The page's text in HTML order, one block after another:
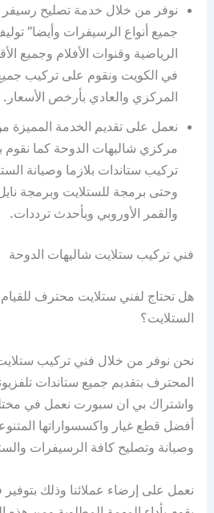
نوفر من خلال خدمة تصليح رسيفر
جميع أنواع الرسيفرات وأيضا”
الرياضية وقنوات الأفلام وجميع
في الكويت ونقوم على تركيب جميع
المركزي والعادي بأرخص الأسعار.
نعمل على تقديم الخدمة المميزة
مركزي شاليهات الدوحة كما نقوم
تركيب ستاندات بلازما وصيانة
وحتى برمجة للستلايت وبرمجة
والقمر الأوروبي وبأحدث ترددات.
فني تركيب ستلايت شاليهات الدوحة
هل تحتاج لفني ستلايت محترف
الستلايت؟
نحن نوفر من خلال فني تركيب
المحترف بتقديم جميع ستاندات
واشتراك بي ان سبورت نعمل في
أفضل قطع غيار واكسسواراتها
وصيانة وتصليح كافة الرسيفرات
نعمل على إرضاء عملائنا وذلك